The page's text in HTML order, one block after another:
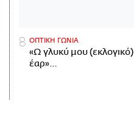
ΟΠΤΙΚΗ ΓΩΝΙΑ
«Ω γλυκύ μου (εκλογικό)
έαρ»…